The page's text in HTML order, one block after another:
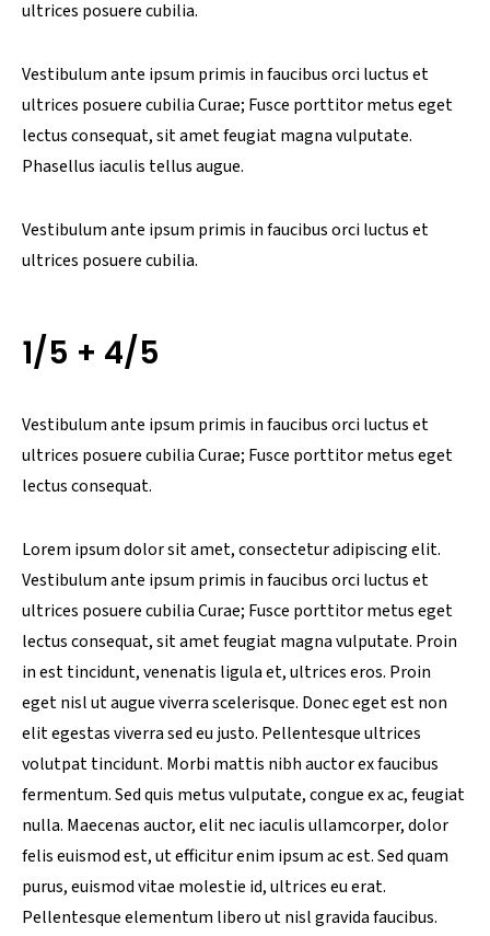
ultrices posuere cubilia.
Vestibulum ante ipsum primis in faucibus orci luctus et
ultrices posuere cubilia Curae; Fusce porttitor metus eget
lectus consequat, sit amet feugiat magna vulputate.
Phasellus iaculis tellus augue.
Vestibulum ante ipsum primis in faucibus orci luctus et
ultrices posuere cubilia.
1/5 + 4/5
Vestibulum ante ipsum primis in faucibus orci luctus et
ultrices posuere cubilia Curae; Fusce porttitor metus eget
lectus consequat.
Lorem ipsum dolor sit amet, consectetur adipiscing elit.
Vestibulum ante ipsum primis in faucibus orci luctus et
ultrices posuere cubilia Curae; Fusce porttitor metus eget
lectus consequat, sit amet feugiat magna vulputate. Proin
in est tincidunt, venenatis ligula et, ultrices eros. Proin
eget nisl ut augue viverra scelerisque. Donec eget est non
elit egestas viverra sed eu justo. Pellentesque ultrices
volutpat tincidunt. Morbi mattis nibh auctor ex faucibus
fermentum. Sed quis metus vulputate, congue ex ac, feugiat
nulla. Maecenas auctor, elit nec iaculis ullamcorper, dolor
felis euismod est, ut efficitur enim ipsum ac est. Sed quam
purus, euismod vitae molestie id, ultrices eu erat.
Pellentesque elementum libero ut nisl gravida faucibus.